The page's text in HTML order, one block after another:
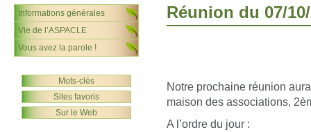
Réunion du 07/
Notre prochaine réunion
maison des associations,
A l’ordre du jour :
Informations générales
Vie de l’ASPACLE
Vous avez la parole !
Mots-clés
Sites favoris
Sur le Web